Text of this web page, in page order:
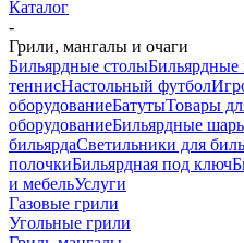
Каталог
-
Грили, мангалы и очаги
Бильярдные столыБильярдные
теннисНастольный футбол
оборудованиеБатутыТовары
оборудованиеБильярдные
бильярдаСветильники для
полочкиБильярдная под ключ
и мебельУслуги
Газовые грили
Угольные грили